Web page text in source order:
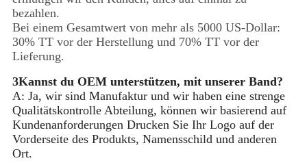
bezahlen.
Bei einem Gesamtwert von mehr als 5000 US-Dollar:
30% TT vor der Herstellung und 70% TT vor der
Lieferung.
3Kannst du OEM unterstützen, mit unserer Band?
A: Ja, wir sind Manufaktur und wir haben eine strenge
Qualitätskontrolle Abteilung, können wir basierend auf
Kundenanforderungen Drucken Sie Ihr Logo auf der
Vorderseite des Produkts, Namensschild und anderen
Ort.